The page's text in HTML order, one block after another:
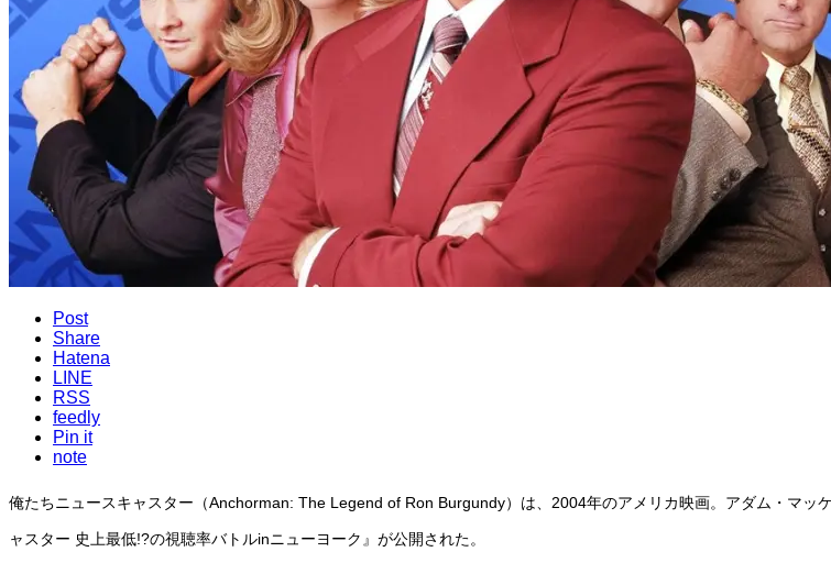
Post
Share
Hatena
LINE
RSS
feedly
Pin it
note
俺たちニュースキャスター（Anchorman: The Legend of Ron Burgundy）は、2004年のアメリカ映画。アダム・マ
ャスター 史上最低!?の視聴率バトルinニューヨーク』が公開された。